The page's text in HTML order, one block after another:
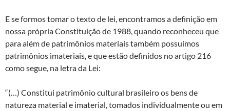
E se formos tomar o texto de lei, encontramos a definição em
nossa própria Constituição de 1988, quando reconheceu que
para além de patrimônios materiais também possuímos
patrimônios imateriais, e que estão definidos no artigo 216
como segue, na letra da Lei:
“(…) Constitui patrimônio cultural brasileiro os bens de
natureza material e imaterial, tomados individualmente ou em